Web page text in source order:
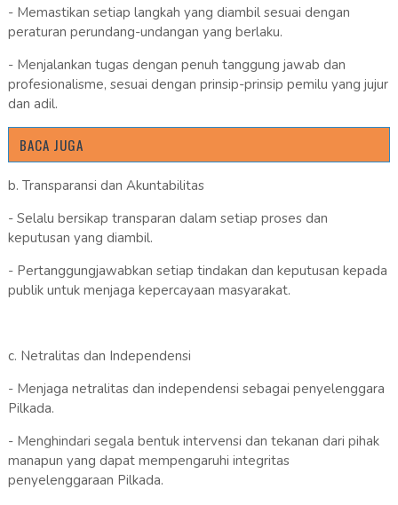
- Memastikan setiap langkah yang diambil sesuai dengan
peraturan perundang-undangan yang berlaku.
- Menjalankan tugas dengan penuh tanggung jawab dan
profesionalisme, sesuai dengan prinsip-prinsip pemilu yang jujur
dan adil.
BACA JUGA
b. Transparansi dan Akuntabilitas
- Selalu bersikap transparan dalam setiap proses dan
keputusan yang diambil.
- Pertanggungjawabkan setiap tindakan dan keputusan kepada
publik untuk menjaga kepercayaan masyarakat.
c. Netralitas dan Independensi
- Menjaga netralitas dan independensi sebagai penyelenggara
Pilkada.
- Menghindari segala bentuk intervensi dan tekanan dari pihak
manapun yang dapat mempengaruhi integritas
penyelenggaraan Pilkada.